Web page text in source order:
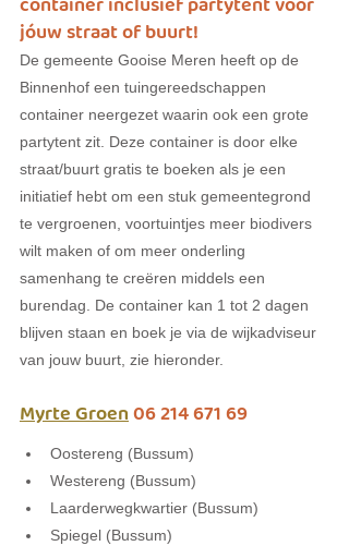
jóuw straat of buurt!
De gemeente Gooise Meren heeft op de
Binnenhof een tuingereedschappen
container neergezet waarin ook een grote
partytent zit. Deze container is door elke
straat/buurt gratis te boeken als je een
initiatief hebt om een stuk gemeentegrond
te vergroenen, voortuintjes meer biodivers
wilt maken of om meer onderling
samenhang te creëren middels een
burendag. De container kan 1 tot 2 dagen
blijven staan en boek je via de wijkadviseur
van jouw buurt, zie hieronder.
Myrte Groen 06 214 671 69
Oostereng (Bussum)
Westereng (Bussum)
Laarderwegkwartier (Bussum)
Spiegel (Bussum)